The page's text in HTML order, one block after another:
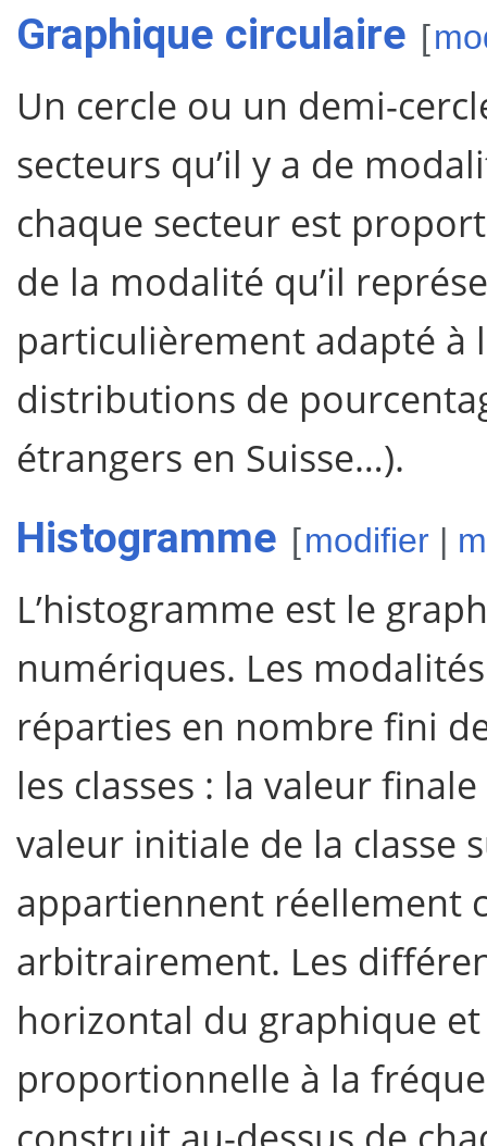
Graphique circulaire [
Un cercle ou un demi-
secteurs qu’il y a de
chaque secteur est
de la modalité qu’il
particulièrement adapté à
distributions de
étrangers en Suisse…).
Histogramme [modifier |
L’histogramme est le
numériques. Les
réparties en nombre fini
les classes : la valeur
valeur initiale de la classe
appartiennent réellement
arbitrairement. Les
horizontal du graphique
proportionnelle à la